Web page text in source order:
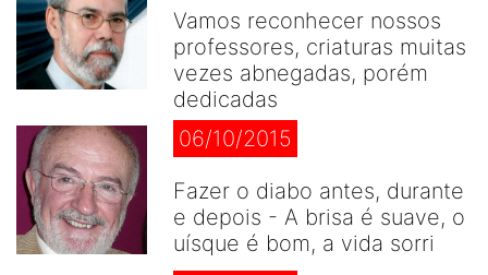
Vamos reconhecer nossos
professores, criaturas muitas
vezes abnegadas, porém
dedicadas
06/10/2015
Fazer o diabo antes, durante
e depois - A brisa é suave, o
uísque é bom, a vida sorri